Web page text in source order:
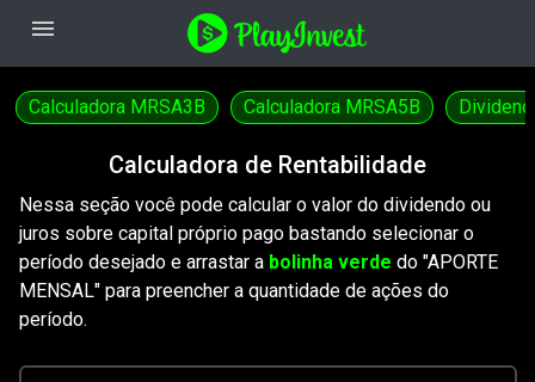
menu
Calculadora MRSA3B Calculadora MRSA5B
Ranking de Dividendos
Calculadora de Rentabilidade
Nessa seção você pode calcular o valor do dividendo ou
juros sobre capital próprio pago bastando selecionar o
período desejado e arrastar a bolinha verde do "APORTE
MENSAL" para preencher a quantidade de ações do
período.